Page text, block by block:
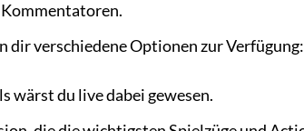
dir verschiedene Optionen zur Verfügung:
wärst du live dabei gewesen.